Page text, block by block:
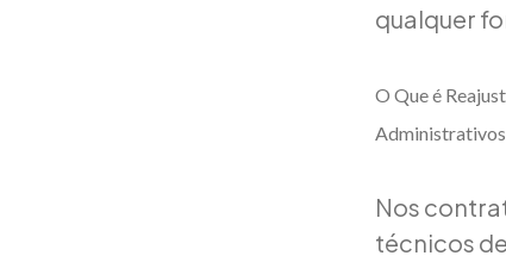
qualquer
O Que é
Administrativos
Nos
técnicos